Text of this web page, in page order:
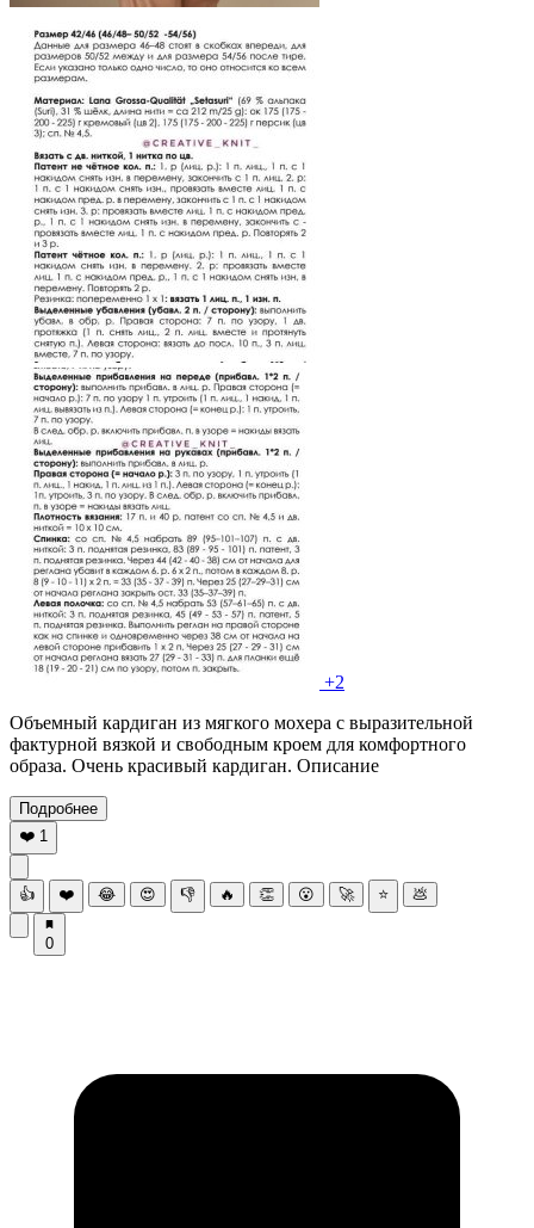
+2
Объемный кардиган из мягкого мохера с выразительной
фактурной вязкой и свободным кроем для комфортного
образа. Очень красивый кардиган. Описание
Подробнее
❤️ 1
👍 ❤️ 😂 😍 👎 🔥 👏 😮 🚀 ⭐ 💩
0